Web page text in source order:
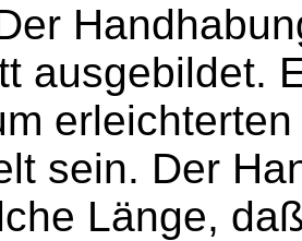
ausgebildet.
sein. Der
Länge,